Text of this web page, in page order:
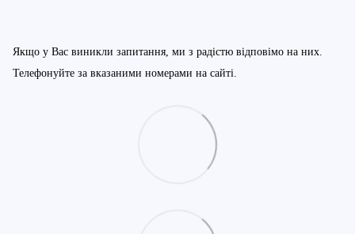
Якщо у Вас виникли запитання, ми з радістю відповімо на них.
Телефонуйте за вказаними номерами на сайті.